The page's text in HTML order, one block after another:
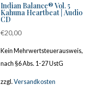
Indian Balance® Vol. 5
Kahuna Heartbeat | Audio
CD
€20,00
Kein Mehrwertsteuerausweis,
nach §6 Abs. 1-27 UstG
zzgl.Versandkosten